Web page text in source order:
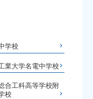
学校
業大学名電中学校
合工科高等学校附
校